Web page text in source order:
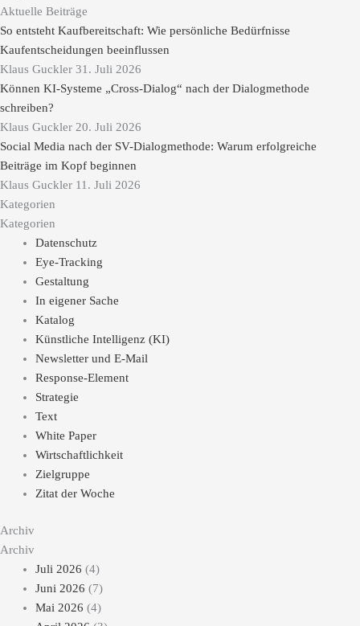
Aktuelle Beiträge
So entsteht Kaufbereitschaft: Wie persönliche Bedürfnisse
Kaufentscheidungen beeinflussen
Klaus Guckler 31. Juli 2026
Können KI-Systeme „Cross-Dialog“ nach der Dialogmethode
schreiben?
Klaus Guckler 20. Juli 2026
Social Media nach der SV-Dialogmethode: Warum erfolgreiche
Beiträge im Kopf beginnen
Klaus Guckler 11. Juli 2026
Kategorien
Kategorien
Datenschutz
Eye-Tracking
Gestaltung
In eigener Sache
Katalog
Künstliche Intelligenz (KI)
Newsletter und E-Mail
Response-Element
Strategie
Text
White Paper
Wirtschaftlichkeit
Zielgruppe
Zitat der Woche
Archiv
Archiv
Juli 2026 (4)
Juni 2026 (7)
Mai 2026 (4)